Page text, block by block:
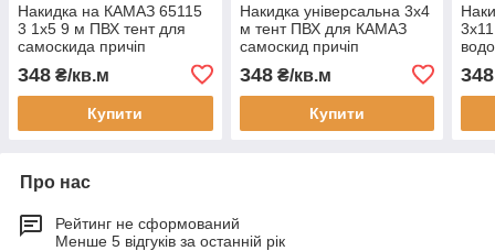
Накидка на КАМАЗ 65115
3 1x5 9 м ПВХ тент для
самоскида причіп
водонепроникний міцний
купити доставка гарантія
виробництво
348 ₴/кв.м
Купити
Накидка універсальна 3х4
м тент ПВХ для КАМАЗ
самоскид причіп
щільність 630 г м2 купити
тент на вантажівку
348₴/кв.м
Купити
348
Про нас
Рейтинг не сформований
Менше 5 відгуків за останній рік